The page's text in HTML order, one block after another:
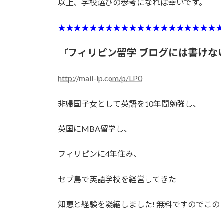
以上、学校選びの参考になれば幸いです。
『フィリピン留学 ブログには書けな
http://mail-lp.com/p/LP0
非帰国子女として英語を10年間勉強し、
英国にMBA留学し、
フィリピンに4年住み、
セブ島で英語学校を経営してきた
知恵と経験を凝縮しました! 無料ですのでこ